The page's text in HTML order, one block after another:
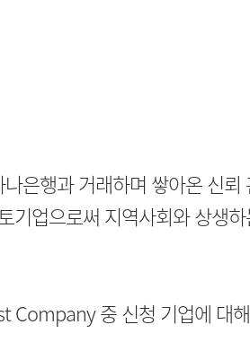
은행과 거래하며 쌓아온 신뢰
기업으로써 지역사회와 상생
Company 중 신청 기업에 대